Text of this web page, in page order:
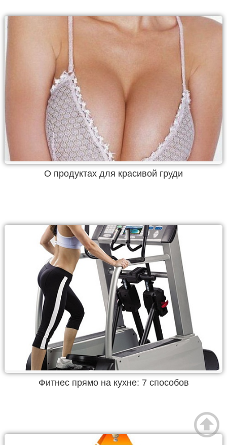
О продуктах для красивой груди
Фитнес прямо на кухне: 7 способов